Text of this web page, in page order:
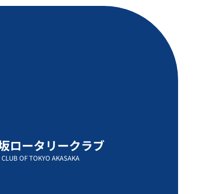
ロータリークラブ
OF TOKYO AKASAKA